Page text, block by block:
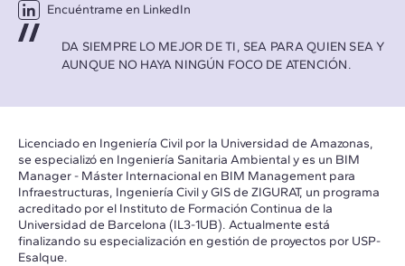
Encuéntrame en LinkedIn
DA SIEMPRE LO MEJOR DE TI, SEA PARA QUIEN SEA Y
AUNQUE NO HAYA NINGÚN FOCO DE ATENCIÓN.
Licenciado en Ingeniería Civil por la Universidad de Amazonas,
se especializó en Ingeniería Sanitaria Ambiental y es un BIM
Manager - Máster Internacional en BIM Management para
Infraestructuras, Ingeniería Civil y GIS de ZIGURAT, un programa
acreditado por el Instituto de Formación Continua de la
Universidad de Barcelona (IL3-1UB). Actualmente está
finalizando su especialización en gestión de proyectos por USP-
Esalque.